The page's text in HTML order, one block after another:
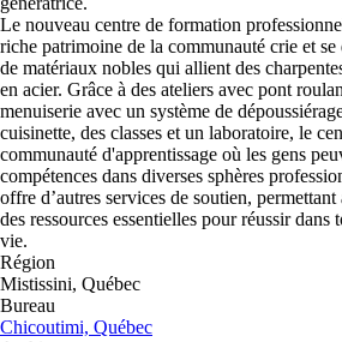
Le nouveau centre de formation
riche patrimoine de la communauté crie et
de matériaux nobles qui allient des
en acier. Grâce à des ateliers avec pont
menuiserie avec un système de
cuisinette, des classes et un laboratoire, le
communauté d'apprentissage où les gens
compétences dans diverses sphères
offre d’autres services de soutien, permettant
des ressources essentielles pour réussir dans
vie.
Région
Mistissini, Québec
Bureau
Chicoutimi, Québec